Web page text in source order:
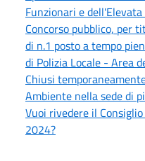
Funzionari e
Concorso pubblico, per
di n.1 posto a tempo
di Polizia Locale - Area
Chiusi
Ambiente nella sede di
Vuoi rivedere il
2024?